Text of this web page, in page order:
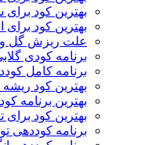
بهترین کود
بهترین کود برای
علت ریزش گل و
برنامه کودی
برنامه کامل
بهترین کود
بهترین برنامه
بهترین کود برای
برنامه کوددهی